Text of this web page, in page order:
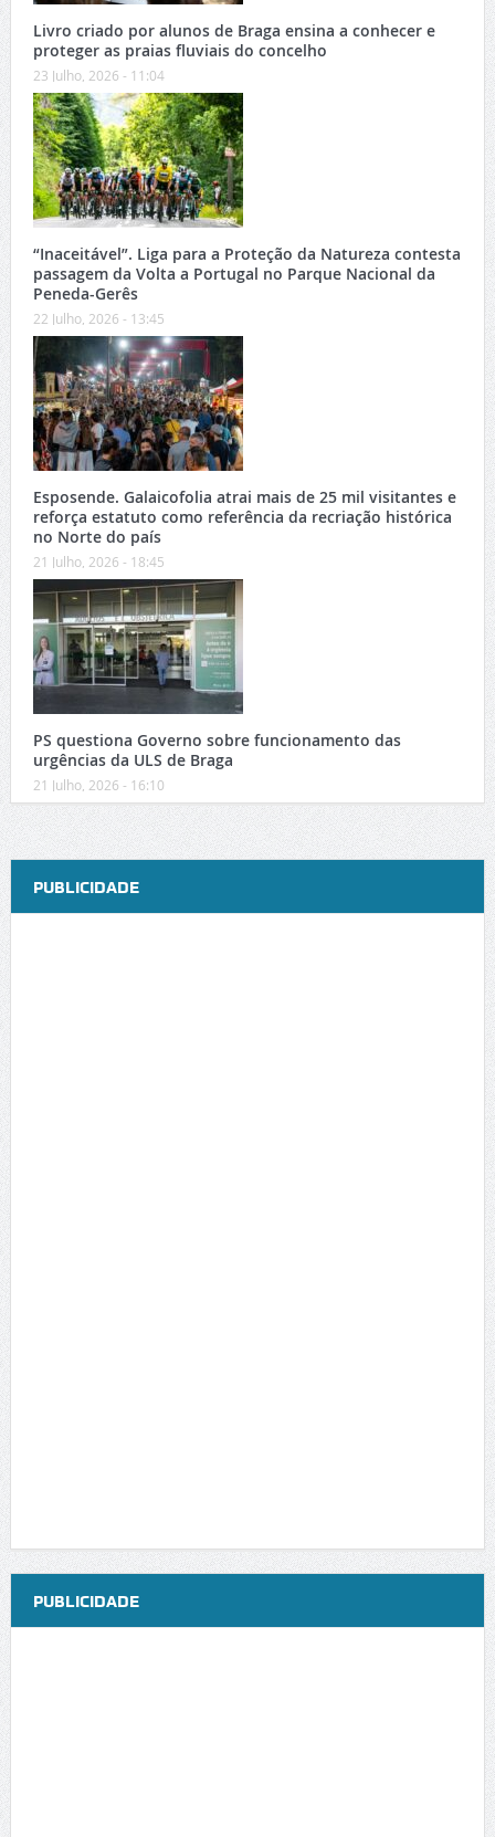
Livro criado por alunos de Braga ensina a conhecer e
proteger as praias fluviais do concelho
23 Julho, 2026 - 11:04
“Inaceitável”. Liga para a Proteção da Natureza contesta
passagem da Volta a Portugal no Parque Nacional da
Peneda-Gerês
22 Julho, 2026 - 13:45
Esposende. Galaicofolia atrai mais de 25 mil visitantes e
reforça estatuto como referência da recriação histórica
no Norte do país
21 Julho, 2026 - 18:45
PS questiona Governo sobre funcionamento das
urgências da ULS de Braga
21 Julho, 2026 - 16:10
PUBLICIDADE
PUBLICIDADE